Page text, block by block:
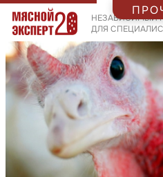
НЕЗАВИСИМЫЙ
ДЛЯ